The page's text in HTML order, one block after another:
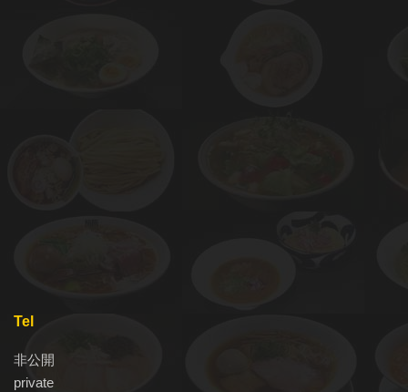
Tel
非公開
private